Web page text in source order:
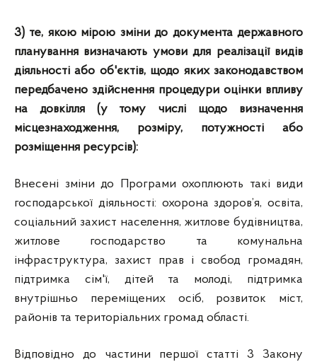
3) те, якою мірою зміни до документа державного
планування визначають умови для реалізації видів
діяльності або об'єктів, щодо яких законодавством
передбачено здійснення процедури оцінки впливу
на довкілля (у тому числі щодо визначення
місцезнаходження, розміру, потужності або
розміщення ресурсів):
Внесені зміни до Програми охоплюють такі види
господарської діяльності: охорона здоров’я, освіта,
соціальний захист населення, житлове будівництва,
житлове господарство та комунальна
інфраструктура, захист прав і свобод громадян,
підтримка сім'ї, дітей та молоді, підтримка
внутрішньо переміщених осіб, розвиток міст,
районів та територіальних громад області.
Відповідно до частини першої статті 3 Закону